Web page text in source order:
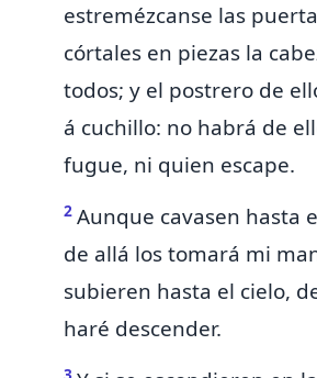
estremézcanse las
córtales en piezas la
todos; y el postrero de
á cuchillo: no habrá de
fugue, ni quien escape.
2 Aunque cavasen hasta
de allá los tomará mi
subieren hasta el cielo,
haré descender.